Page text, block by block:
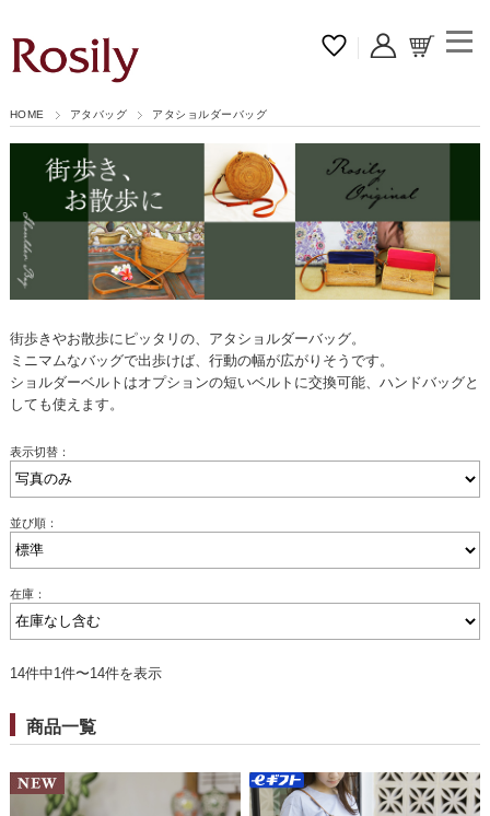
HOME アタバッグ アタショルダーバッグ
街歩きやお散歩にピッタリの、アタショルダーバッグ。
ミニマムなバッグで出歩けば、行動の幅が広がりそうです。
ショルダーベルトはオプションの短いベルトに交換可能、ハンドバッグと
しても使えます。
表示切替：
並び順：
在庫：
14件中1件〜14件を表示
商品一覧